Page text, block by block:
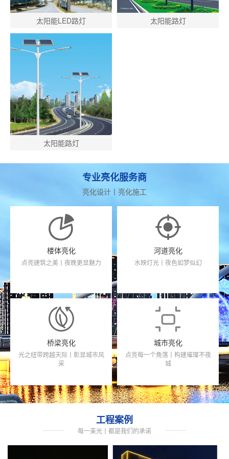
太阳能LED路灯 太阳能路灯
太阳能路灯
专业亮化服务商
亮化设计丨亮化施工
楼体亮化
点亮建筑之美丨夜晚更显魅力
河道亮化
水映灯光丨夜色如梦似幻
桥梁亮化
光之纽带跨越天际丨彰显城市风
采
城市亮化
点亮每一个角落丨构建璀璨不夜
城
工程案例
每一束光丨都是我们的承诺